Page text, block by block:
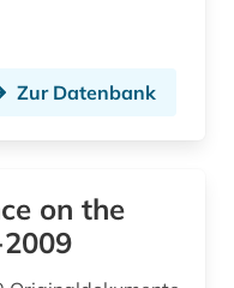
Zur Datenbank
on the